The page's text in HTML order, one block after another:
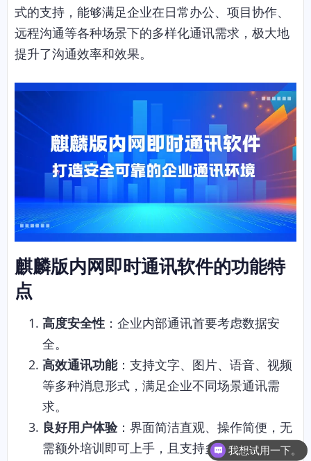
式的支持，能够满足企业在日常办公、项目协作、
远程沟通等各种场景下的多样化通讯需求，极大地
提升了沟通效率和效果。
麒麟版内网即时通讯软件的功能特
点
高度安全性 ：企业内部通讯首要考虑数据安
全。
高效通讯功能：支持文字、图片、语音、视频
等多种消息形式，满足企业不同场景通讯需
求。
良好用户体验：界面简洁直观、操作简便，无
需额外培训即可上手，且支持多平台使用，适
我想试用一下。